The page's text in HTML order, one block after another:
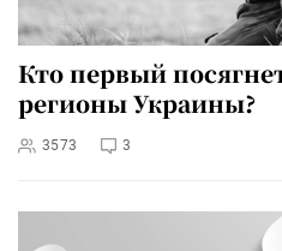
Кто первый
регионы Украины?
3573 3